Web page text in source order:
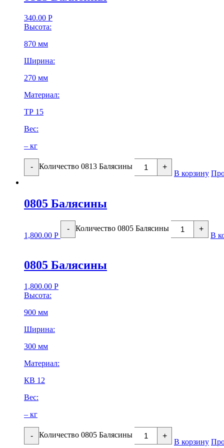
340.00 Р
Высота:
870 мм
Ширина:
270 мм
Материал:
ТР 15
Вес:
– кг
- Количество 0813 Балясины +
В корзину
0805 Балясины
1,800.00 Р
- Количество 0805 Балясины +
В
0805 Балясины
1,800.00 Р
Высота:
900 мм
Ширина:
300 мм
Материал:
КВ 12
Вес:
– кг
- Количество 0805 Балясины +
В корзину